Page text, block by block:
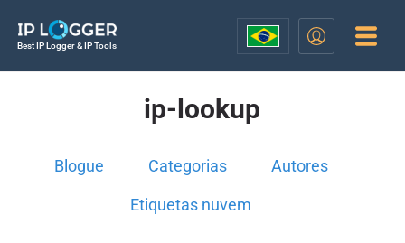
Best IP Logger & IP Tools
ip-lookup
Blogue Categorias Autores
Etiquetas nuvem